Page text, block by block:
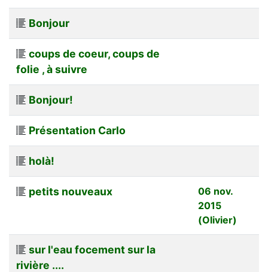
Bonjour
coups de coeur, coups de
folie , à suivre
Bonjour!
Présentation Carlo
holà!
petits nouveaux
06 nov.
2015
(Olivier)
sur l'eau focement sur la
rivière ....